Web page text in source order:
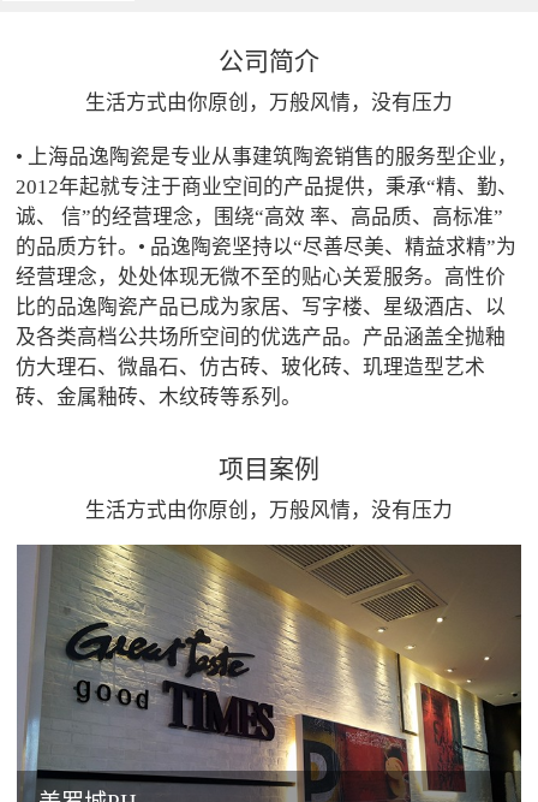
公司简介
生活方式由你原创，万般风情，没有压力
• 上海品逸陶瓷是专业从事建筑陶瓷销售的服务型企业，
2012年起就专注于商业空间的产品提供，秉承“精、勤、
诚、 信”的经营理念，围绕“高效 率、高品质、高标准”
的品质方针。• 品逸陶瓷坚持以“尽善尽美、精益求精”为
经营理念，处处体现无微不至的贴心关爱服务。高性价
比的品逸陶瓷产品已成为家居、写字楼、星级酒店、以
及各类高档公共场所空间的优选产品。产品涵盖全抛釉
仿大理石、微晶石、仿古砖、玻化砖、玑理造型艺术
砖、金属釉砖、木纹砖等系列。
项目案例
生活方式由你原创，万般风情，没有压力